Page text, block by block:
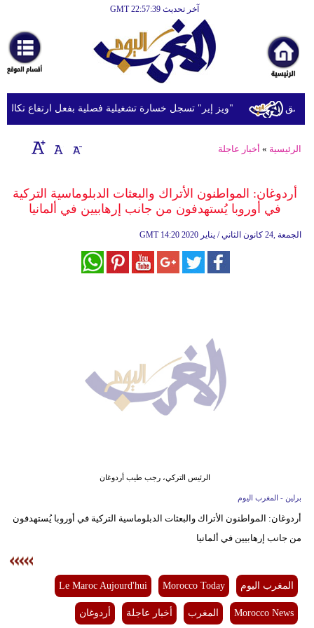
آخر تحديث GMT 22:57:39
أخبارعاجلة
رياضة
ثقافة
إقتصاد
وموسيقى
مرأة
أزياء
"ويز إير" تسجل خسارة تشغيلية فصلية بفعل ارتفاع تكاليف
الرئيسية » أخبار عاجلة
أردوغان: المواطنون الأتراك والبعثات الدبلوماسية التركية
في أوروبا يُستهدفون من جانب إرهابيين في ألمانيا
GMT 14:20 2020 الجمعة ,24 كانون الثاني / يناير
الرئيس التركي، رجب طيب أردوغان
برلين - المغرب اليوم
أردوغان: المواطنون الأتراك والبعثات الدبلوماسية التركية في أوروبا يُستهدفون
من جانب إرهابيين في ألمانيا
المغرب اليوم Morocco Today
Le Maroc Aujourd'hui
Morocco News المغرب أخبار عاجلة أردوغان